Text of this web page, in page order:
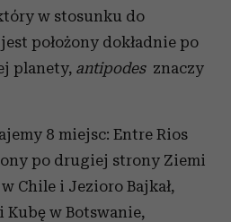
w stosunku do
położony dokładnie po
planety, antipodesznaczy
8 miejsc: Entre Rios
po drugiej strony Ziemi
Chile i Jezioro Bajkał,
Kubę w Botswanie,